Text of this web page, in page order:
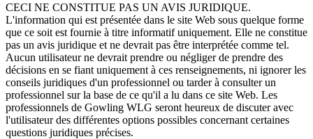
CECI NE CONSTITUE PAS UN AVIS JURIDIQUE.
L'information qui est présentée dans le site Web sous quelque forme
que ce soit est fournie à titre informatif uniquement. Elle ne constitue
pas un avis juridique et ne devrait pas être interprétée comme tel.
Aucun utilisateur ne devrait prendre ou négliger de prendre des
décisions en se fiant uniquement à ces renseignements, ni ignorer les
conseils juridiques d'un professionnel ou tarder à consulter un
professionnel sur la base de ce qu'il a lu dans ce site Web. Les
professionnels de Gowling WLG seront heureux de discuter avec
l'utilisateur des différentes options possibles concernant certaines
questions juridiques précises.